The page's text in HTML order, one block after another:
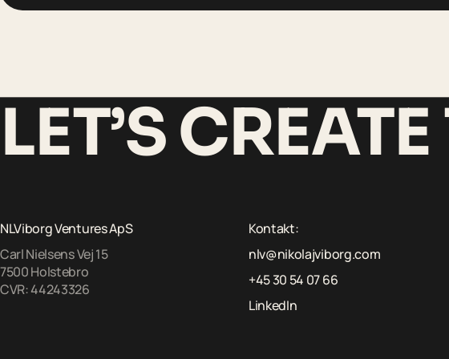
LET’S
NLViborg Ventures ApS
Carl Nielsens Vej 15
7500 Holstebro
CVR: 44243326
Kontakt:
nlv@nikolajviborg.com
+45 30 54 07 66
LinkedIn